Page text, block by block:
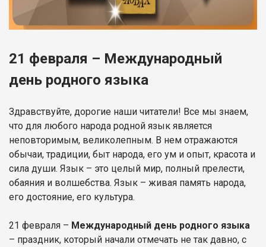
21 февраля – Международный
день родного языка
Здравствуйте, дорогие наши читатели! Все мы знаем,
что для любого народа родной язык является
неповторимым, великолепным. В нем отражаются
обычаи, традиции, быт народа, его ум и опыт, красота и
сила души. Язык – это целый мир, полный прелести,
обаяния и волшебства. Язык – живая память народа,
его достояние, его культура.
21 февраля – Международный день родного языка
– праздник, который начали отмечать не так давно, с